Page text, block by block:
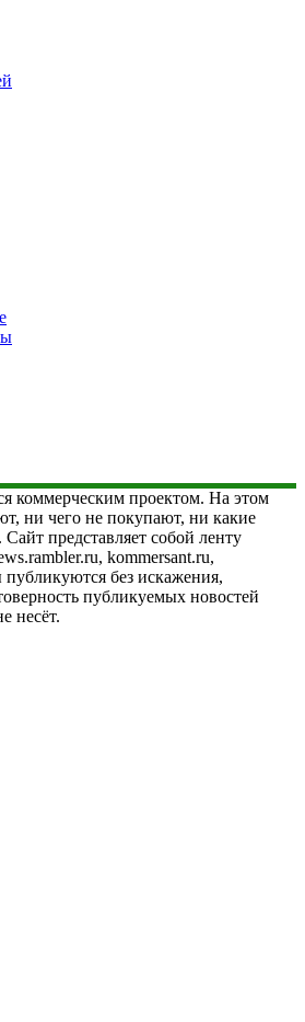
коммерческим проектом. На этом
ни чего не покупают, ни какие
представляет собой ленту
kommersant.ru,
без искажения,
публикуемых новостей
несёт.